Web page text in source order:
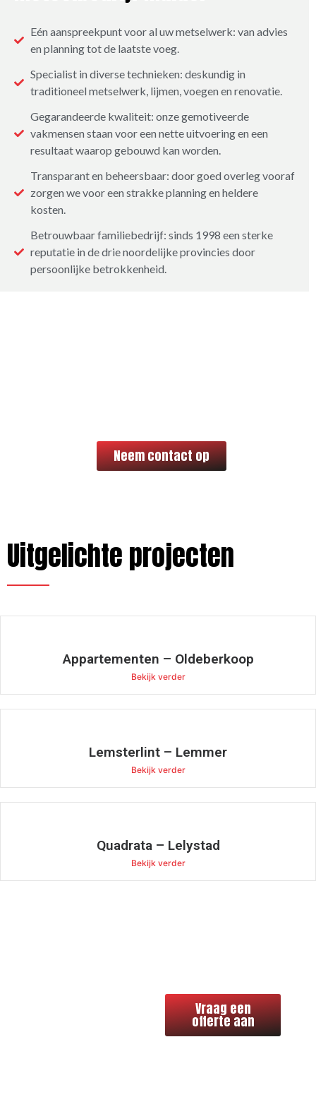
Eén aanspreekpunt voor al uw metselwerk: van advies
en planning tot de laatste voeg.
Specialist in diverse technieken: deskundig in
traditioneel metselwerk, lijmen, voegen en renovatie.
Gegarandeerde kwaliteit: onze gemotiveerde
vakmensen staan voor een nette uitvoering en een
resultaat waarop gebouwd kan worden.
Transparant en beheersbaar: door goed overleg vooraf
zorgen we voor een strakke planning en heldere
kosten.
Betrouwbaar familiebedrijf: sinds 1998 een sterke
reputatie in de drie noordelijke provincies door
persoonlijke betrokkenheid.
Neem contact op
Uitgelichte projecten
Appartementen – Oldeberkoop
Bekijk verder
Lemsterlint – Lemmer
Bekijk verder
Quadrata – Lelystad
Bekijk verder
Vraag een
offerte aan